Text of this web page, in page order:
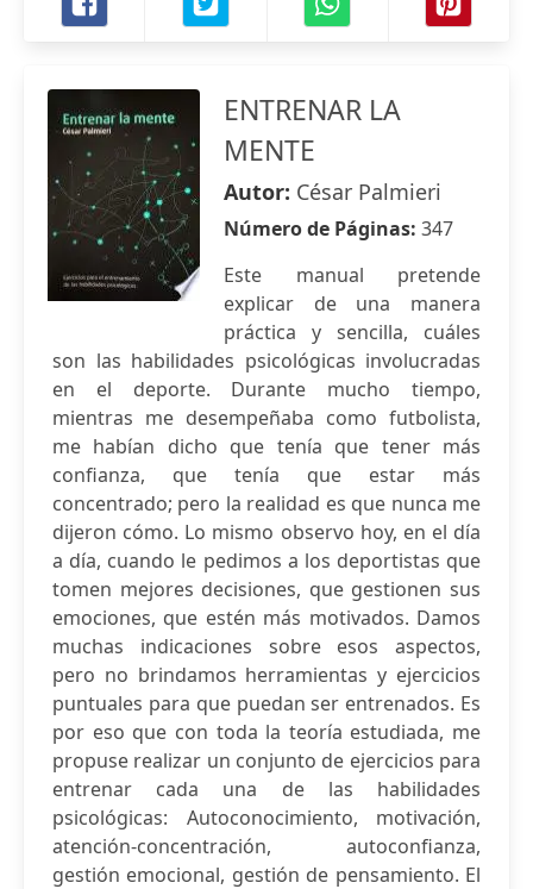
ENTRENAR LA
MENTE
Autor: César Palmieri
Número de Páginas: 347
Este manual pretende
explicar de una manera
práctica y sencilla, cuáles
son las habilidades psicológicas involucradas
en el deporte. Durante mucho tiempo,
mientras me desempeñaba como futbolista,
me habían dicho que tenía que tener más
confianza, que tenía que estar más
concentrado; pero la realidad es que nunca me
dijeron cómo. Lo mismo observo hoy, en el día
a día, cuando le pedimos a los deportistas que
tomen mejores decisiones, que gestionen sus
emociones, que estén más motivados. Damos
muchas indicaciones sobre esos aspectos,
pero no brindamos herramientas y ejercicios
puntuales para que puedan ser entrenados. Es
por eso que con toda la teoría estudiada, me
propuse realizar un conjunto de ejercicios para
entrenar cada una de las habilidades
psicológicas: Autoconocimiento, motivación,
atención-concentración, autoconfianza,
gestión emocional, gestión de pensamiento. El